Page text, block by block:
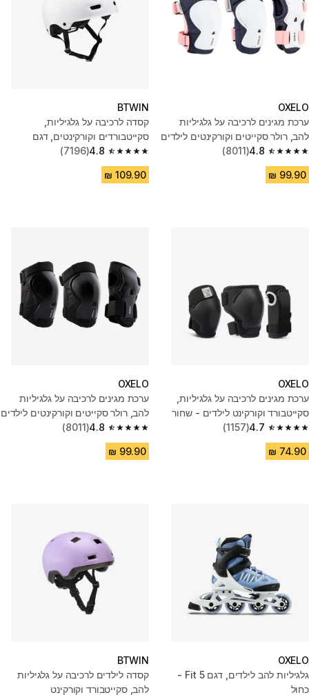
OXELO
ערכת מגינים לרכיבה על גלגיליות
להב, רולר סקייטים וקורקינטים לילדים
- שחור/לבן 4.8
4.8 out of 5 stars from 8011 reviews
(8011)
BTWIN
קסדה לרכיבה על גלגיליות,
סקייטבורדים וקורקינטים, דגם
MF500 - לבן
4.8
4.8 out of 5 stars from 7196 reviews
(7196)
OXELO
ערכת מגינים לרכיבה על גלגיליות,
סקייטבורד וקורקינט לילדים - שחור
4.7
4.7 out of 5 stars from 1157 reviews
(1157)
OXELO
ערכת מגינים לרכיבה על גלגיליות
להב, רולר סקייטים וקורקינטים לילדים
- שחור
4.8
4.8 out of 5 stars from 8011 reviews
(8011)
OXELO
גלגיליות להב לילדים, דגם Fit 5 -
כחול
BTWIN
קסדה לילדים לרכיבה על גלגיליות
להב, סקייטבורד וקורקינט